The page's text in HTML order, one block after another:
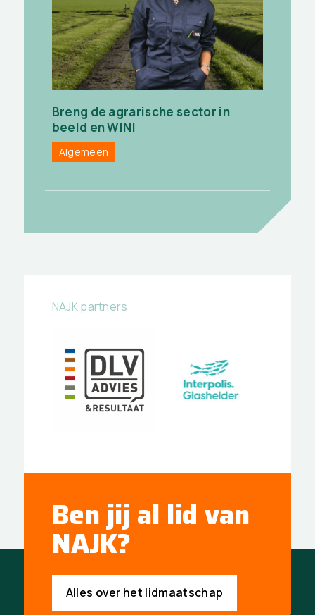
Breng de agrarische sector in
beeld en WIN!
Algemeen
NAJK partners
Ben jij al lid van
NAJK?
Alles over het lidmaatschap